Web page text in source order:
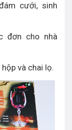
cưới, sinh
đơn cho nhà
và chai lọ.